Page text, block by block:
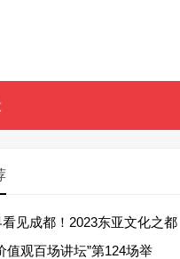
见成都！2023东亚文化之都
值观百场讲坛”第124场举